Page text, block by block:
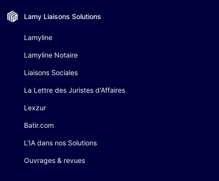
Lamy Liaisons Solutions
Lamyline
Lamyline Notaire
Liaisons Sociales
La Lettre des Juristes d'Affaires
Lexzur
Batir.com
L'IA dans nos Solutions
Ouvrages & revues